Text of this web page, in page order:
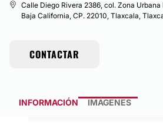
Calle Diego Rivera 2386, col. Zona
Baja California, CP. 22010, Tlaxcala,
CONTACTAR
INFORMACIÓN IMÁGENES